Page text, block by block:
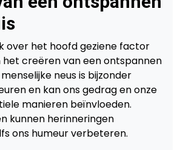
over het hoofd geziene factor
creëren van een ontspannen
neus is bijzonder
en kan ons gedrag en onze
manieren beïnvloeden.
kunnen herinneringen
ons humeur verbeteren.